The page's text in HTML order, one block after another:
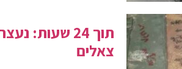
תוך 24
צאלים